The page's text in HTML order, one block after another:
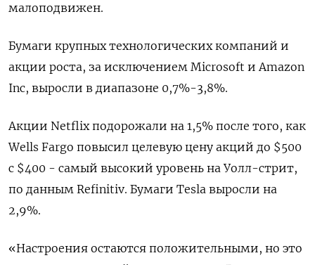
малоподвижен.
Бумаги крупных технологических компаний и
акции роста, за исключением Microsoft и Amazon
Inc, выросли в диапазоне 0,7%-3,8%.
Акции Netflix подорожали на 1,5% после того, как
Wells Fargo повысил целевую цену акций до $500
с $400 - самый высокий уровень на Уолл-стрит,
по данным Refinitiv. Бумаги Tesla выросли на
2,9%.
«Настроения остаются положительными, но это